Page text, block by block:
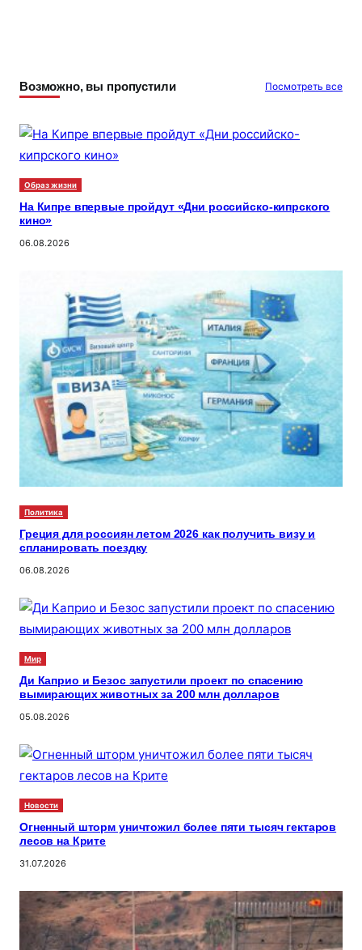
Возможно, вы пропустили Посмотреть все
Образ жизни
На Кипре впервые пройдут «Дни российско-кипрского
кино»
06.08.2026
Политика
Греция для россиян летом 2026 как получить визу и
спланировать поездку
06.08.2026
Мир
Ди Каприо и Безос запустили проект по спасению
вымирающих животных за 200 млн долларов
05.08.2026
Новости
Огненный шторм уничтожил более пяти тысяч гектаров
лесов на Крите
31.07.2026